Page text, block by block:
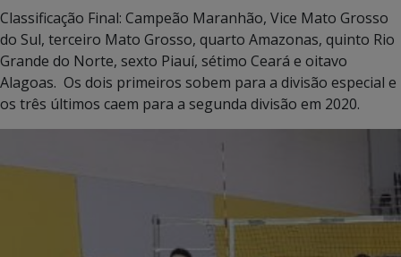
Classificação Final: Campeão Maranhão, Vice Mato Grosso
do Sul, terceiro Mato Grosso, quarto Amazonas, quinto Rio
Grande do Norte, sexto Piauí, sétimo Ceará e oitavo
Alagoas. Os dois primeiros sobem para a divisão especial e
os três últimos caem para a segunda divisão em 2020.